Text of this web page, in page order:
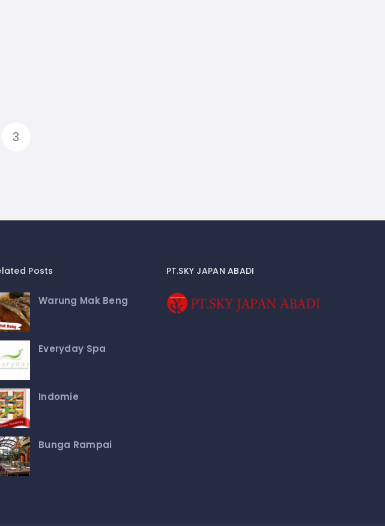
3
Posts
Warung Mak Beng
Everyday Spa
Indomie
Bunga Rampai
PT.SKY JAPAN ABADI